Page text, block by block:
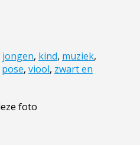
jongen, kind, muziek,
pose, viool, zwart en
foto